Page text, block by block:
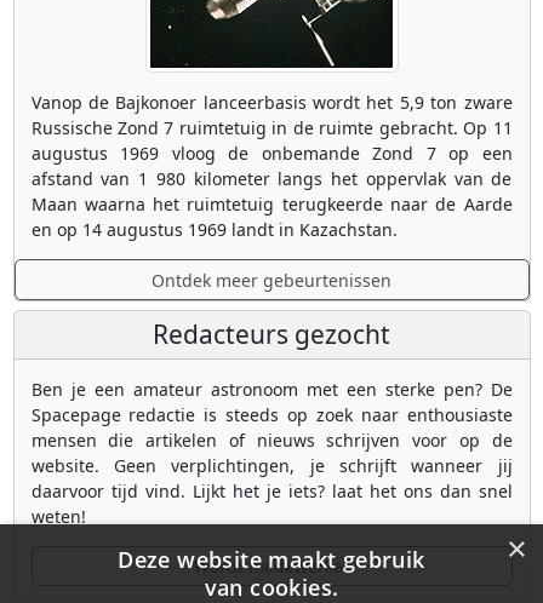
Vanop de Bajkonoer lanceerbasis wordt het 5,9 ton zware
Russische Zond 7 ruimtetuig in de ruimte gebracht. Op 11
augustus 1969 vloog de onbemande Zond 7 op een
afstand van 1 980 kilometer langs het oppervlak van de
Maan waarna het ruimtetuig terugkeerde naar de Aarde
en op 14 augustus 1969 landt in Kazachstan.
Ontdek meer gebeurtenissen
Redacteurs gezocht
Ben je een amateur astronoom met een sterke pen? De
Spacepage redactie is steeds op zoek naar enthousiaste
mensen die artikelen of nieuws schrijven voor op de
website. Geen verplichtingen, je schrijft wanneer jij
daarvoor tijd vind. Lijkt het je iets? laat het ons dan snel
weten!
Wordt medewerker ×
Deze website maakt gebruik
van cookies.